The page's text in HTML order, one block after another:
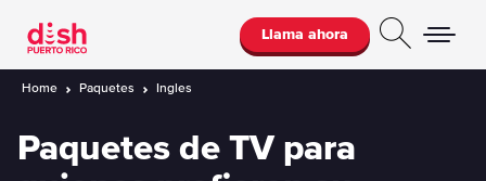
Llama ahora
Home Paquetes Ingles
Paquetes de TV para